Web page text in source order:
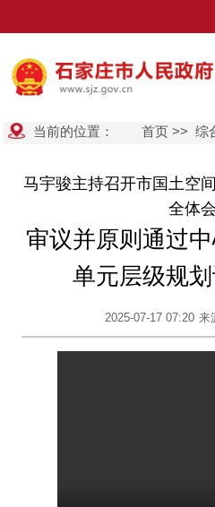
当前的位置： 首页 >>综
马宇骏主持召开市国土空
全体
审议并原则通过
单元层级规
2025-07-17 07:20 来